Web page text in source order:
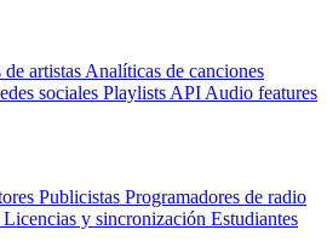
artistas Analíticas de canciones
sociales Playlists API Audio features
Publicistas Programadores de radio
Licencias y sincronización Estudiantes